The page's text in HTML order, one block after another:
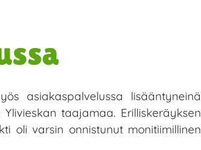
asiakaspalvelussa lisääntyneinä
taajamaa. Erilliskeräyksen
oli varsin onnistunut monitiimillinen